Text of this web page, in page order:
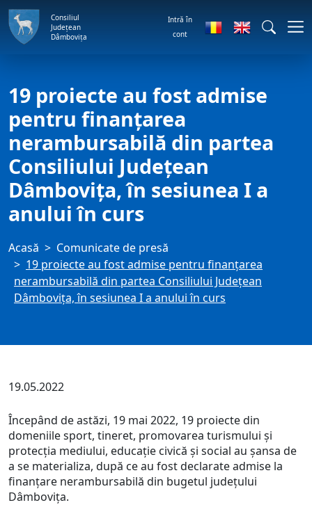
Consiliul
Județean
Dâmbovița
Intră în
cont
19 proiecte au fost admise
pentru finanțarea
nerambursabilă din partea
Consiliului Județean
Dâmbovița, în sesiunea I a
anului în curs
Acasă
Comunicate de presă
19 proiecte au fost admise pentru finanțarea
nerambursabilă din partea Consiliului Județean
Dâmbovița, în sesiunea I a anului în curs
19.05.2022
Începând de astăzi, 19 mai 2022, 19 proiecte din
domeniile sport, tineret, promovarea turismului și
protecția mediului, educație civică și social au șansa de
a se materializa, după ce au fost declarate admise la
finanțare nerambursabilă din bugetul județului
Dâmbovița.